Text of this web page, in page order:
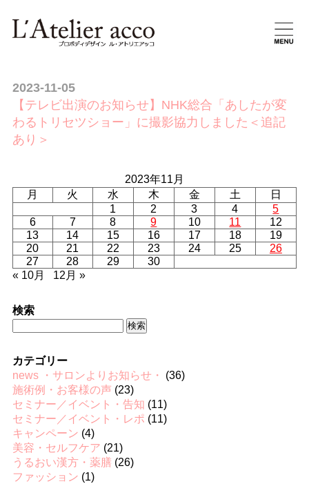
2023-11-05
【テレビ出演のお知らせ】NHK総合「あしたが変
わるトリセツショー」に撮影協力しました＜追記
あり＞
2023年11月
月
火 水 木 金 土
日
1
2 3 4
5
6
7 8 9 10 11
12
13
14 15 16 17 18
19
20
21 22 23 24 25
26
27
28 29
30
« 10月
12月 »
検索
カテゴリー
news ・サロンよりお知らせ・
(36)
施術例・お客様の声(23)
セミナー／イベント・告知 (11)
セミナー／イベント・レポ (11)
キャンペーン (4)
美容・セルフケア (21)
うるおい漢方・薬膳(26)
ファッション (1)